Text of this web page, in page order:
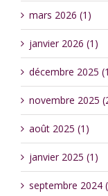
mars 2026 (1)
janvier 2026 (1)
décembre 2025
novembre 2025
août 2025 (1)
janvier 2025 (1)
septembre 2024